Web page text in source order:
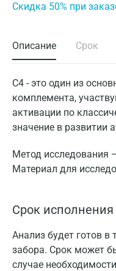
Cкидка 50% при
Описание Срок
С4 - это один из
комплемента,
активации по
значение в развитии
Метод исследования
Материал для
Срок исполнения
Анализ будет готов в
забора. Срок может
случае